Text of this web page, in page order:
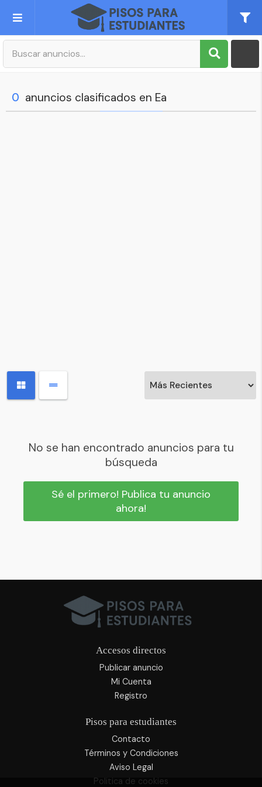
Publica tu Anuncio
0 anuncios clasificados en Ea
No se han encontrado anuncios para tu
búsqueda
Sé el primero! Publica tu anuncio
ahora!
Accesos directos
Publicar anuncio
Mi Cuenta
Registro
Pisos para estudiantes
Contacto
Términos y Condiciones
Aviso Legal
Politica de cookies